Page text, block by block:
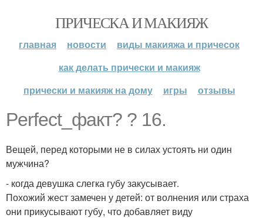
ПРИЧЕСКА И МАКИЯЖ
главная новости
виды макияжа и причесок
как делать прически и макияж
прически и макияж на дому
игры отзывы
Perfect_факт? ? 16.
Вещей, перед которыми не в силах устоять ни один
мужчина?
- когда девушка слегка губу закусывает.
Похожий жест замечен у детей: от волнения или страха
они прикусывают губу, что добавляет виду